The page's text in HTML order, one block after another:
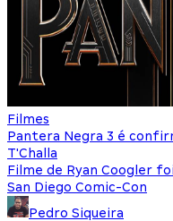
Filmes
Pantera Negra 3 é
T'Challa
Filme de Ryan Coogler
San Diego Comic-Con
Pedro Siqueira